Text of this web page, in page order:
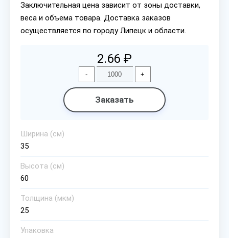
Заключительная цена зависит от зоны доставки,
веса и объема товара. Доставка заказов
осуществляется по городу Липецк и области.
2.66 ₽
- +
Заказать
Ширина (см)
35
Высота (см)
60
Толщина (мкм)
25
Упаковка